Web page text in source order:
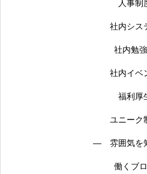
人事制
社内シス
社内勉
社内イベ
福利厚
ユニーク
― 雰囲気
働くブ